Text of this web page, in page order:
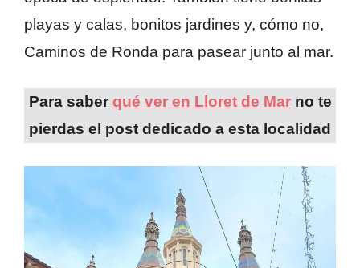
playas y calas, bonitos jardines y, cómo no,
Caminos de Ronda para pasear junto al mar.
Para saber qué ver en Lloret de Marno te
pierdas el post dedicado a esta localidad